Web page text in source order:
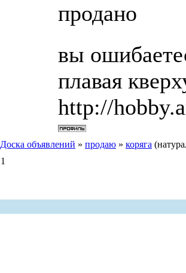
продано
вы
плавая
http://
Доска объявлений » продаю » коряга
1